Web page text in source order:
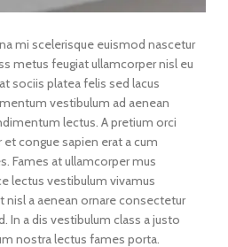
mi scelerisque euismod nascetur
metus feugiat ullamcorper nisl eu
sociis platea felis sed lacus
vestibulum ad aenean
lectus. A pretium orci
congue sapien erat a cum
Fames at ullamcorper mus
lectus vestibulum vivamus
a aenean ornare consectetur
In a dis vestibulum class a justo
nostra lectus fames porta.